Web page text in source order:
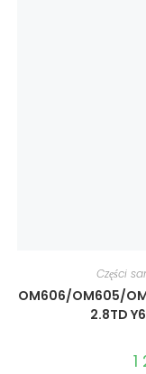
Części
OM606/OM605/
2.8TD
1